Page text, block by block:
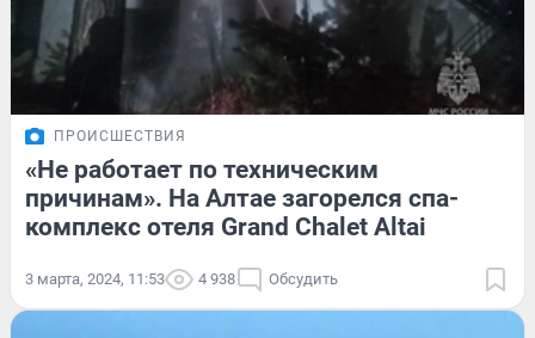
ПРОИСШЕСТВИЯ
«Не работает по техническим
причинам». На Алтае загорелся спа-
комплекс отеля Grand Chalet Altai
3 марта, 2024, 11:53 4 938 Обсудить